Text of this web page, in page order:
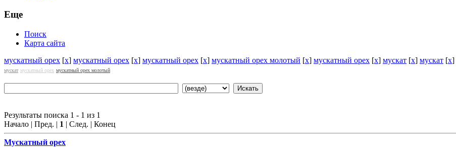
Еще
Поиск
Карта сайта
мускатный орех [x] мускатный орех [x] мускатный орех [x] мускатный орех молотый [x] мускатный орех [x] мускат [x] мускат [x]
мускат мускатный орех мускатный орех молотый
Результаты поиска 1 - 1 из 1
Начало | Пред. | 1 | След. | Конец
Мускатный орех